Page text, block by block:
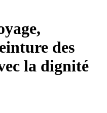
des
la dignité